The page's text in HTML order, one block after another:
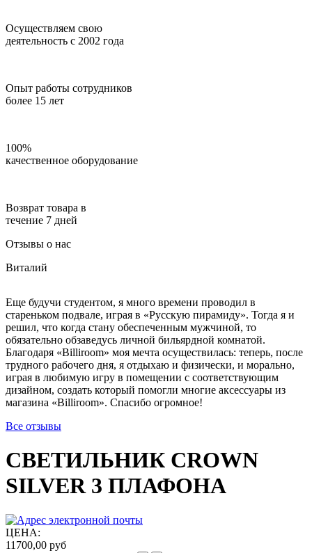
Осуществляем свою
деятельность с 2002 года
Опыт работы сотрудников
более 15 лет
100%
качественное оборудование
Возврат товара в
течение 7 дней
Отзывы о нас
Виталий
Еще будучи студентом, я много времени проводил в
стареньком подвале, играя в «Русскую пирамиду». Тогда я и
решил, что когда стану обеспеченным мужчиной, то
обязательно обзаведусь личной бильярдной комнатой.
Благодаря «Billiroom» моя мечта осуществилась: теперь, после
трудного рабочего дня, я отдыхаю и физически, и морально,
играя в любимую игру в помещении с соответствующим
дизайном, создать который помогли многие аксессуары из
магазина «Billiroom». Спасибо огромное!
Все отзывы
СВЕТИЛЬНИК CROWN
SILVER 3 ПЛАФОНА
ЦЕНА:
11700,00 руб